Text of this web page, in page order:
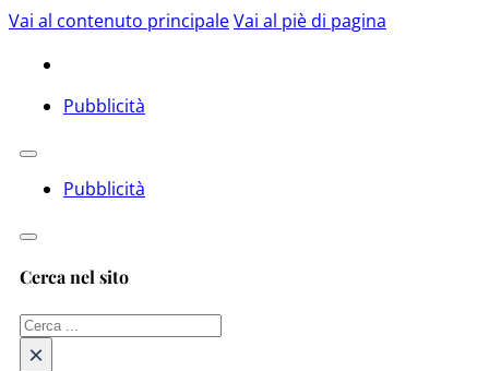
Vai al contenuto principaleVai al piè di pagina
Pubblicità
Pubblicità
Cerca nel sito
Cerca
×